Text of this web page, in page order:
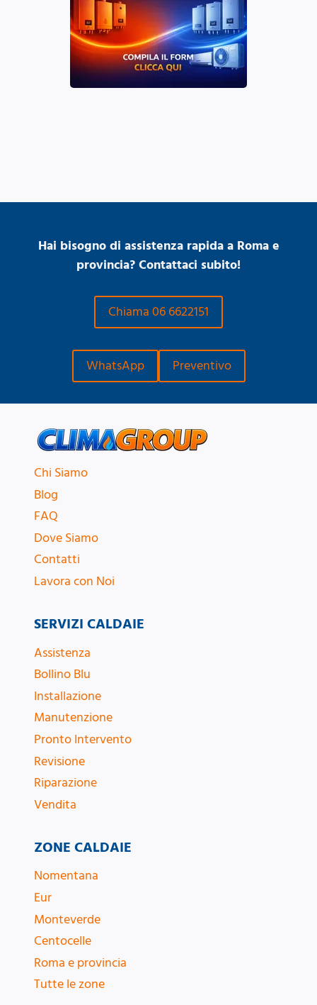
Hai bisogno di assistenza rapida a Roma e
provincia? Contattaci subito!
Chiama 06 6622151
WhatsApp Preventivo
Chi Siamo
Blog
FAQ
Dove Siamo
Contatti
Lavora con Noi
SERVIZI CALDAIE
Assistenza
Bollino Blu
Installazione
Manutenzione
Pronto Intervento
Revisione
Riparazione
Vendita
ZONE CALDAIE
Nomentana
Eur
Monteverde
Centocelle
Roma e provincia
Tutte le zone